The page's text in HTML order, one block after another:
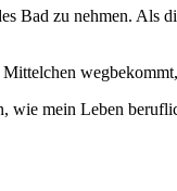
Bad zu nehmen.
mein Leben